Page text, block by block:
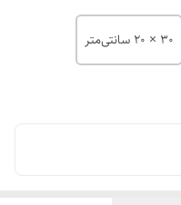
30 × 20 سانتی‌متر